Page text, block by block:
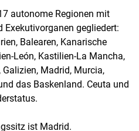
autonome Regionen mit
Exekutivorganen gegliedert:
Balearen, Kanarische
León, Kastilien-La Mancha,
Madrid, Murcia,
das Baskenland. Ceuta und
ist Madrid.